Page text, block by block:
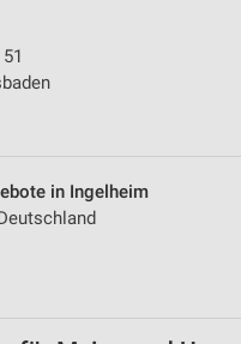
in Ingelheim
oder Kombinationen
Angebote
Auswahl von Inhalten